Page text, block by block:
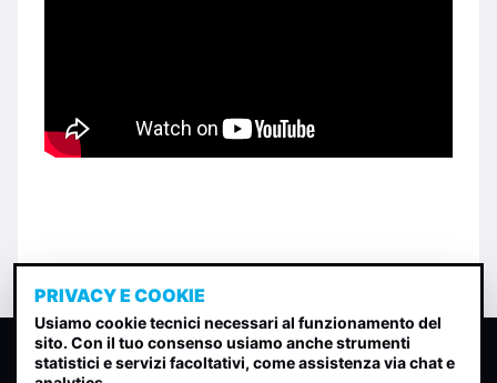
CLASSIFICA INDIE
PRIVACY E COOKIE
Usiamo cookie tecnici necessari al funzionamento del
sito. Con il tuo consenso usiamo anche strumenti
statistici e servizi facoltativi, come assistenza via chat e